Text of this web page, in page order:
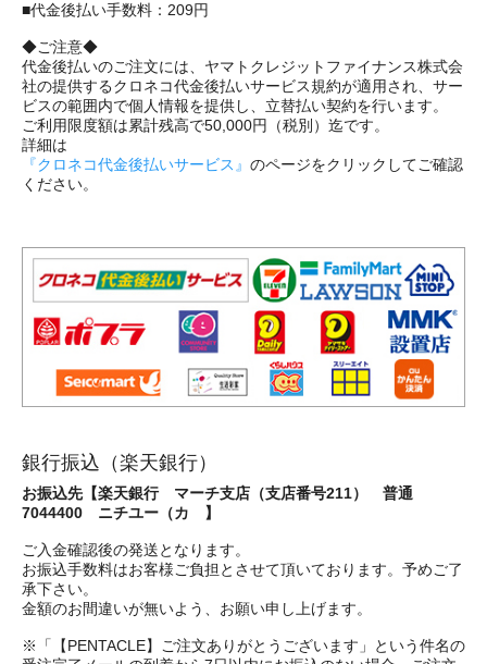
■代金後払い手数料：209円
◆ご注意◆
代金後払いのご注文には、ヤマトクレジットファイナンス株式会
社の提供するクロネコ代金後払いサービス規約が適用され、サー
ビスの範囲内で個人情報を提供し、立替払い契約を行います。
ご利用限度額は累計残高で50,000円（税別）迄です。
詳細は
『クロネコ代金後払いサービス』 のページをクリックしてご確認
ください。
銀行振込（楽天銀行）
お振込先【楽天銀行 マーチ支店（支店番号211） 普通
7044400 ニチユー（カ 】
ご入金確認後の発送となります。
お振込手数料はお客様ご負担とさせて頂いております。予めご了
承下さい。
金額のお間違いが無いよう、お願い申し上げます。
※「【PENTACLE】ご注文ありがとうございます」という件名の